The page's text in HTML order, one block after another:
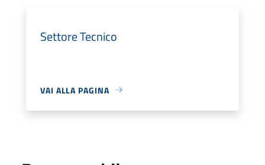
Settore Tecnico
VAI ALLA PAGINA